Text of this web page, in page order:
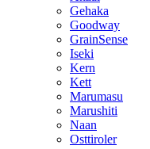
Gehaka
Goodway
GrainSense
Iseki
Kern
Kett
Marumasu
Marushiti
Naan
Osttiroler